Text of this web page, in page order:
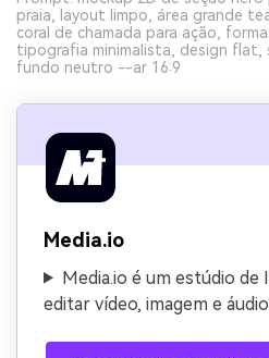
praia, layout limpo, área grande
coral de chamada para ação,
tipografia minimalista, design flat,
fundo neutro --ar 16:9
Media.io
Media.io é um estúdio de
editar vídeo, imagem e